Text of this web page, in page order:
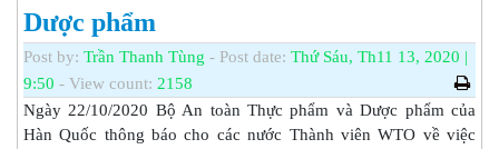
Dược phẩm
Post by: Trần Thanh Tùng - Post date: Thứ Sáu, Th11 13, 2020 |
9:50 - View count: 2158
Ngày 22/10/2020 Bộ An toàn Thực phẩm và Dược phẩm của
Hàn Quốc thông báo cho các nước Thành viên WTO về việc